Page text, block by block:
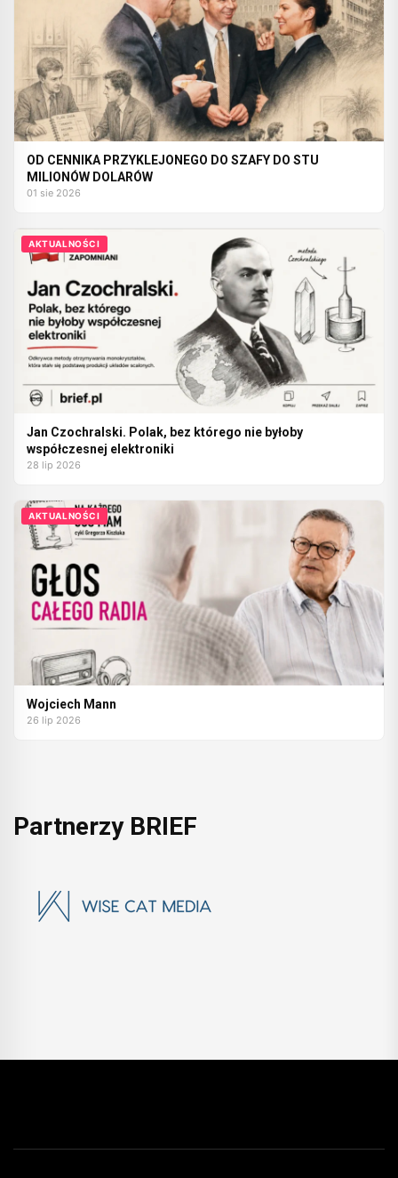
OD CENNIKA PRZYKLEJONEGO DO SZAFY DO STU
MILIONÓW DOLARÓW
01 sie 2026
AKTUALNOŚCI
Jan Czochralski. Polak, bez którego nie byłoby
współczesnej elektroniki
28 lip 2026
AKTUALNOŚCI
Wojciech Mann
26 lip 2026
Partnerzy BRIEF